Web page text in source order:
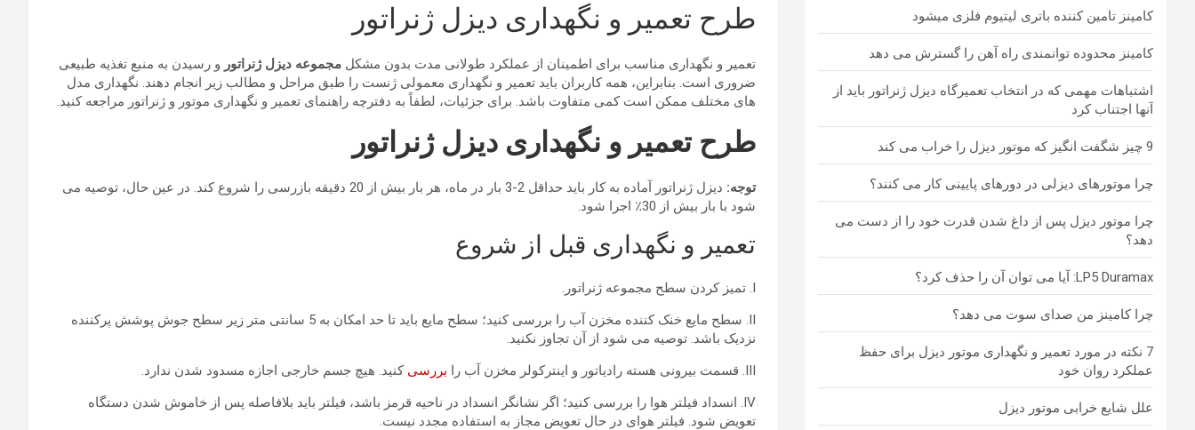
طرح تعمیر و نگهداری دیزل ژنراتور
تعمیر و نگهداری مناسب برای اطمینان از عملکرد طولانی مدت بدون مشکل مجموعه دیزل ژنراتور و رسیدن به منبع تغذیه طبیعی
ضروری است. بنابراین، همه کاربران باید تعمیر و نگهداری معمولی ژنست را طبق مراحل و مطالب زیر انجام دهند. نگهداری مدل
های مختلف ممکن است کمی متفاوت باشد. برای جزئیات، لطفاً به دفترچه راهنمای تعمیر و نگهداری موتور و ژنراتور مراجعه کنید.
طرح تعمیر و نگهداری دیزل ژنراتور
توجه:
دیزل ژنراتور آماده به کار باید حداقل 2-3 بار در ماه، هر بار بیش از 20 دقیقه بازرسی را شروع کند. در عین حال، توصیه می
شود با بار بیش از 30٪ اجرا شود.
تعمیر و نگهداری قبل از شروع
I. تمیز کردن سطح مجموعه ژنراتور.
II. سطح مایع خنک کننده مخزن آب را بررسی کنید؛ سطح مایع باید تا حد امکان به 5 سانتی متر زیر سطح جوش پوشش پرکننده
نزدیک باشد. توصیه می شود از آن تجاوز نکنید.
III. قسمت بیرونی هسته رادیاتور و اینترکولر مخزن آب را
بررسی کنید. هیچ جسم خارجی اجازه مسدود شدن ندارد.
IV. انسداد فیلتر هوا را بررسی کنید؛ اگر نشانگر انسداد در ناحیه قرمز باشد، فیلتر باید بلافاصله پس از خاموش شدن دستگاه
تعویض شود. فیلتر هوای در حال تعویض مجاز به استفاده مجدد نیست.
کامینز تامین کننده باتری لیتیوم فلزی میشود
کامینز محدوده توانمندی راه آهن را گسترش می دهد
اشتباهات مهمی که در انتخاب تعمیرگاه دیزل ژنراتور باید از
آنها اجتناب کرد
9 چیز شگفت انگیز که موتور دیزل را خراب می کند
چرا موتورهای دیزلی در دورهای پایینی کار می کنند؟
چرا موتور دیزل پس از داغ شدن قدرت خود را از دست می
دهد؟
LP5 Duramax: آیا می توان آن را حذف کرد؟
چرا کامینز من صدای سوت می دهد؟
7 نکته در مورد تعمیر و نگهداری موتور دیزل برای حفظ
عملکرد روان خود
علل شایع خرابی موتور دیزل